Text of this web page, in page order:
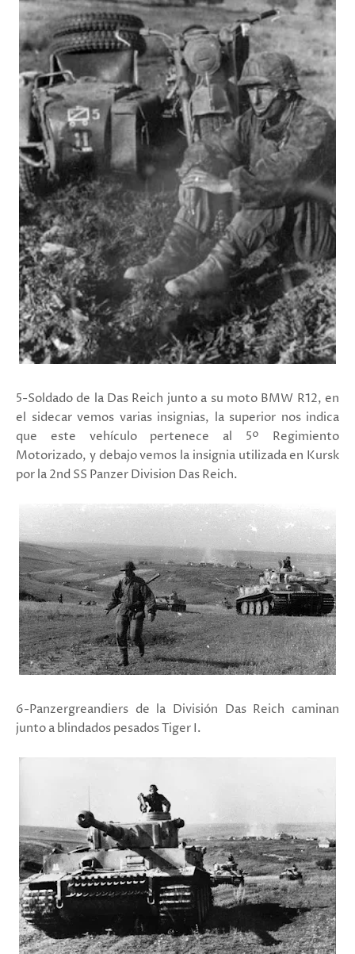
5-Soldado de la Das Reich junto a su moto BMW R12, en
el sidecar vemos varias insignias, la superior nos indica
que este vehículo pertenece al 5º Regimiento
Motorizado, y debajo vemos la insignia utilizada en Kursk
por la 2nd SS Panzer Division Das Reich.
6-Panzergreandiers de la División Das Reich caminan
junto a blindados pesados Tiger I.